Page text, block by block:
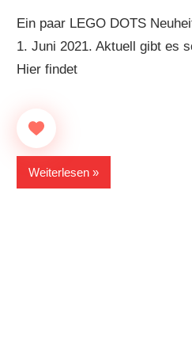
Ein paar LEGO DOTS
1. Juni 2021. Aktuell gibt es
Hier findet
Weiterlesen